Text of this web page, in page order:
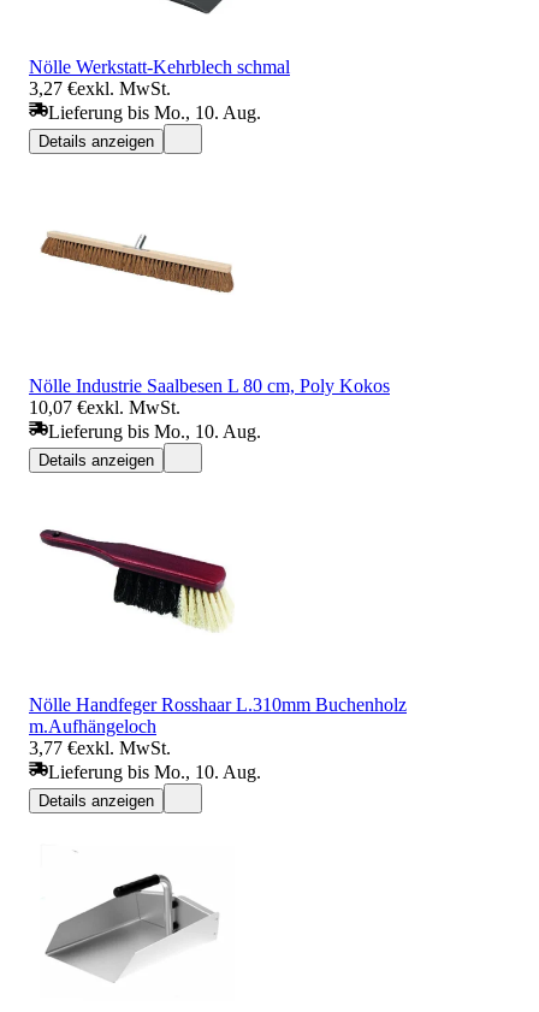
Nölle Werkstatt-Kehrblech schmal
3,27 €exkl. MwSt.
Lieferung bis Mo., 10. Aug.
Details anzeigen
Nölle Industrie Saalbesen L 80 cm, Poly Kokos
10,07 €exkl. MwSt.
Lieferung bis Mo., 10. Aug.
Details anzeigen
Nölle Handfeger Rosshaar L.310mm Buchenholz
m.Aufhängeloch
3,77 €exkl. MwSt.
Lieferung bis Mo., 10. Aug.
Details anzeigen